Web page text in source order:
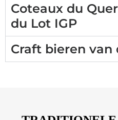
Coteaux du
du Lot IGP
Craft bieren van